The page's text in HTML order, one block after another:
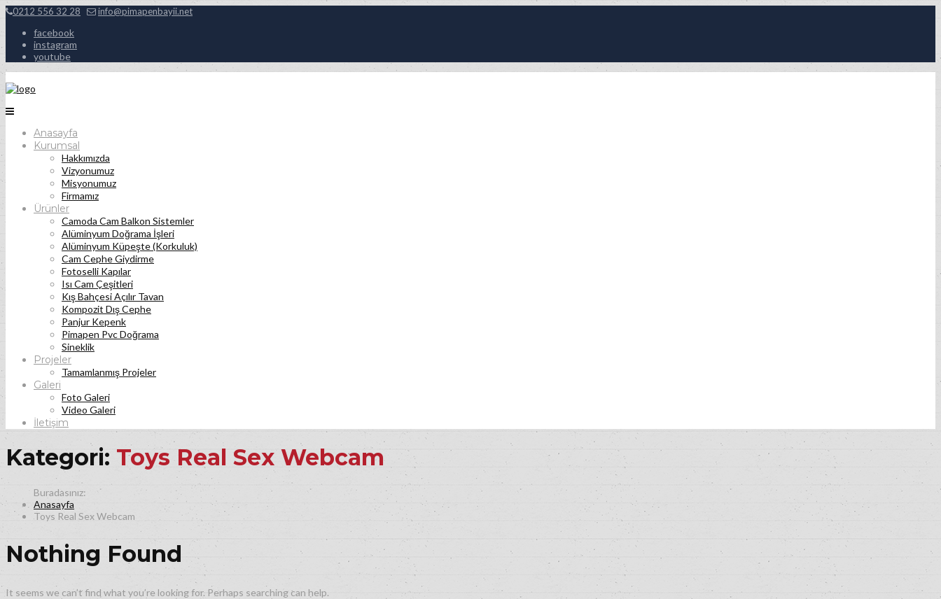
0212 556 32 28 info@pimapenbayii.net
facebook
instagram
youtube
Anasayfa
Kurumsal
Hakkımızda
Vizyonumuz
Misyonumuz
Firmamız
Ürünler
Camoda Cam Balkon Sistemler
Alüminyum Doğrama İşleri
Alüminyum Küpeşte (Korkuluk)
Cam Cephe Giydirme
Fotoselli Kapılar
Isı Cam Çeşitleri
Kış Bahçesi Açılır Tavan
Kompozit Dış Cephe
Panjur Kepenk
Pimapen Pvc Doğrama
Sineklik
Projeler
Tamamlanmış Projeler
Galeri
Foto Galeri
Video Galeri
İletişim
Kategori: Toys Real Sex Webcam
Anasayfa
Toys Real Sex Webcam
Nothing Found
It seems we can’t find what you’re looking for. Perhaps searching can help.